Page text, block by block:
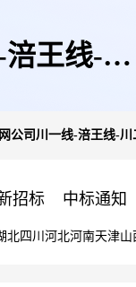
王线-川
公司川一线-涪王线-
招标 中标通知
北四川 河北河南天津山